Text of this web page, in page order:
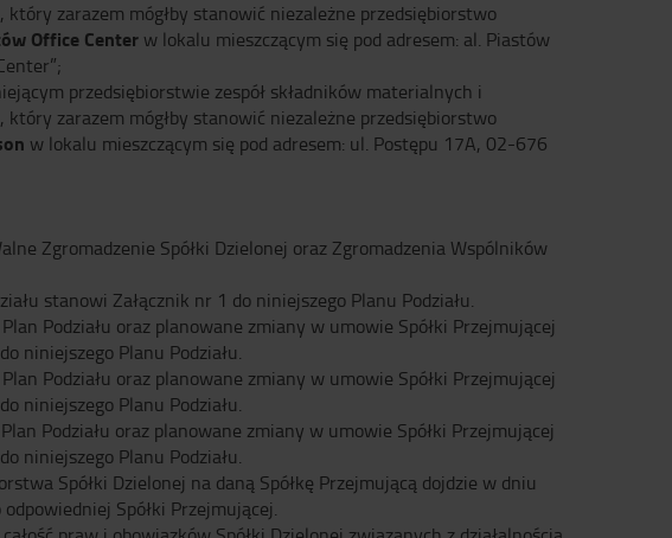
zarazem mógłby stanowić niezależne przedsiębiorstwo
Office Center w lokalu mieszczącym się pod adresem: al. Piastów
przedsiębiorstwie zespół składników materialnych i
zarazem mógłby stanowić niezależne przedsiębiorstwo
w lokalu mieszczącym się pod adresem: ul. Postępu 17A, 02-676
Zgromadzenie Spółki Dzielonej oraz Zgromadzenia Wspólników
stanowi Załącznik nr 1 do niniejszego Planu Podziału.
Podziału oraz planowane zmiany w umowie Spółki Przejmującej
niniejszego Planu Podziału.
Podziału oraz planowane zmiany w umowie Spółki Przejmującej
niniejszego Planu Podziału.
Podziału oraz planowane zmiany w umowie Spółki Przejmującej
niniejszego Planu Podziału.
Spółki Dzielonej na daną Spółkę Przejmującą dojdzie w dniu
Spółki Przejmującej.